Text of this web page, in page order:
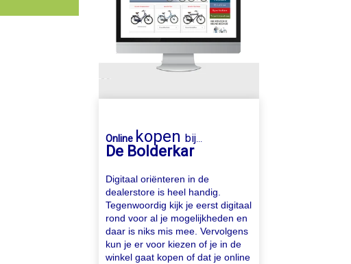
Online kopenbij...
De Bolderkar
Digitaal oriënteren in de
dealerstore is heel handig.
Tegenwoordig kijk je eerst digitaal
rond voor al je mogelijkheden en
daar is niks mis mee. Vervolgens
kun je er voor kiezen of je in de
winkel gaat kopen of dat je online